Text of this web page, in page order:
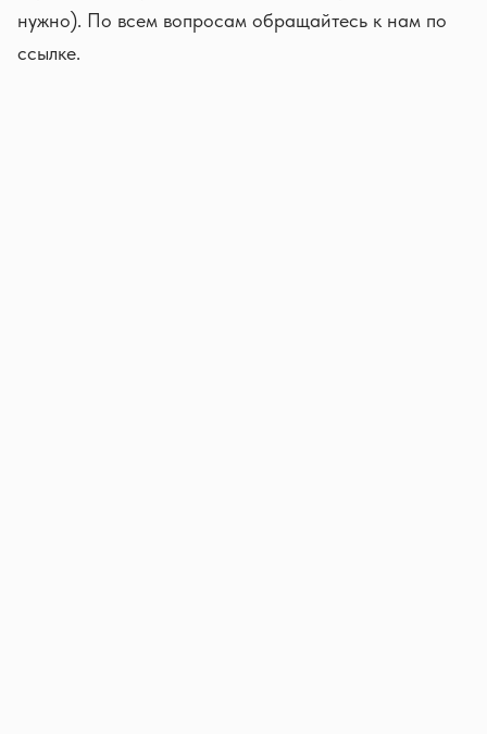
нужно). По всем вопросам обращайтесь к нам по
ссылке.